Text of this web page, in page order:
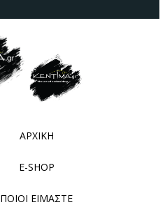
ΑΡΧΙΚΗ
E-SHOP
ΠΟΙΟΙ ΕΙΜΑΣΤΕ